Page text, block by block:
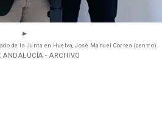
de la Junta en Huelva, José Manuel Correa (centro).
- ARCHIVO